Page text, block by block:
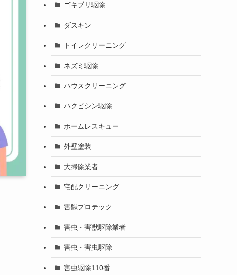
ゴキブリ駆除
ダスキン
トイレクリーニング
ネズミ駆除
ハウスクリーニング
ハクビシン駆除
ホームレスキュー
外壁塗装
大掃除業者
宅配クリーニング
害獣プロテック
害虫・害獣駆除業者
害虫・害虫駆除
害虫駆除110番